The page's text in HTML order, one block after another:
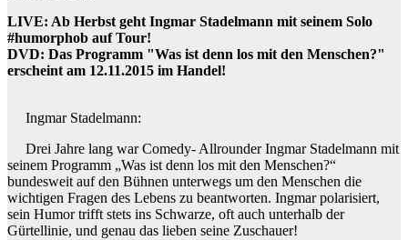
LIVE: Ab Herbst geht Ingmar Stadelmann mit seinem Solo
#humorphob auf Tour!
DVD: Das Programm "Was ist denn los mit den Menschen?"
erscheint am 12.11.2015 im Handel!
Ingmar Stadelmann:
Drei Jahre lang war Comedy- Allrounder Ingmar Stadelmann mit
seinem Programm „Was ist denn los mit den Menschen?“
bundesweit auf den Bühnen unterwegs um den Menschen die
wichtigen Fragen des Lebens zu beantworten. Ingmar polarisiert,
sein Humor trifft stets ins Schwarze, oft auch unterhalb der
Gürtellinie, und genau das lieben seine Zuschauer!